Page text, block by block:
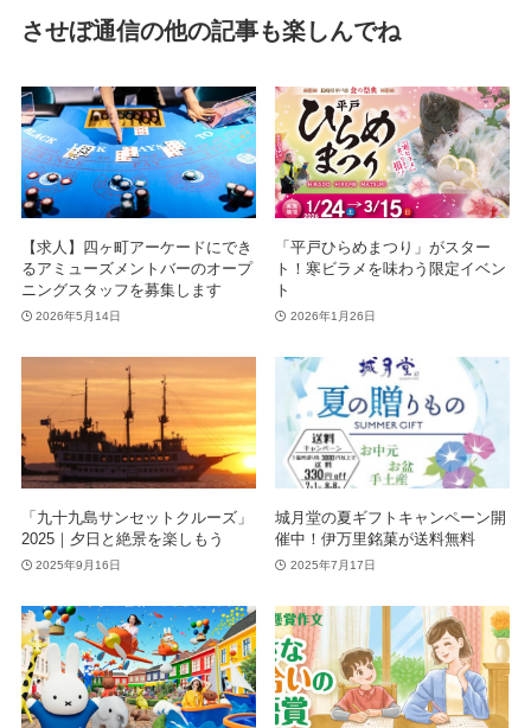
させぼ通信の他の記事も楽しんでね
【求人】四ヶ町アーケードにでき
るアミューズメントバーのオープ
ニングスタッフを募集します
2026年5月14日
「平戸ひらめまつり」がスター
ト！寒ビラメを味わう限定イベン
ト
2026年1月26日
「九十九島サンセットクルーズ」
2025｜夕日と絶景を楽しもう
2025年9月16日
城月堂の夏ギフトキャンペーン開
催中！伊万里銘菓が送料無料
2025年7月17日